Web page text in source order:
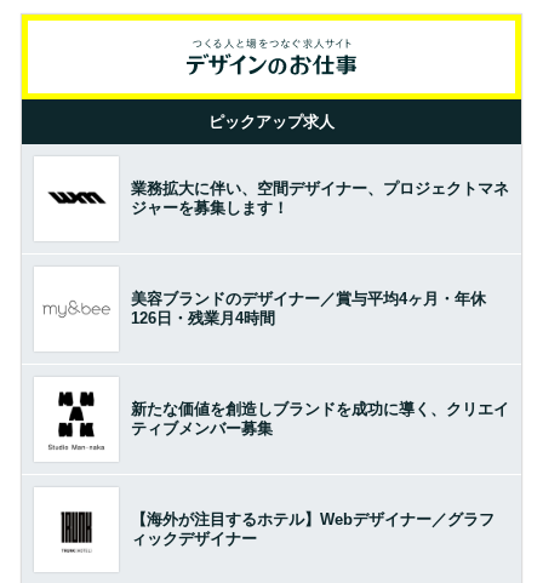
ピックアップ求人
業務拡大に伴い、空間デザイナー、プロジェクトマネ
ジャーを募集します！
美容ブランドのデザイナー／賞与平均4ヶ月・年休
126日・残業月4時間
新たな価値を創造しブランドを成功に導く、クリエイ
ティブメンバー募集
【海外が注目するホテル】Webデザイナー／グラフ
ィックデザイナー